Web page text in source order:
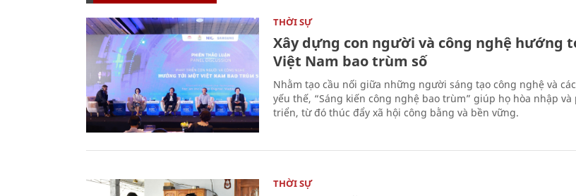
THỜI SỰ
Xây dựng con người và công nghệ hướng
Việt Nam bao trùm số
Nhằm tạo cầu nối giữa những người sáng tạo công nghệ và
yếu thế, “Sáng kiến công nghệ bao trùm” giúp họ hòa nhập và
triển, từ đó thúc đẩy xã hội công bằng và bền vững.
THỜI SỰ